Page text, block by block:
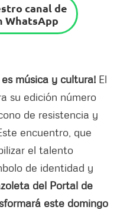
canal de
WhatsApp
es música y cultura! El
su edición número
de resistencia y
encuentro, que
el talento
de identidad y
del Portal de
este domingo